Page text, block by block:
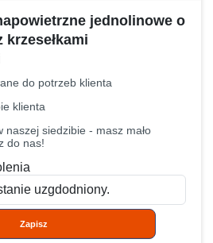
jednolinowe o
do potrzeb klienta
klienta
naszej siedzibie - masz mało
do nas!
Zapisz